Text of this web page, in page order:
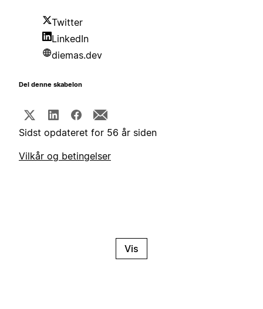
Twitter
LinkedIn
diemas.dev
Del denne skabelon
Sidst opdateret for 56 år siden
Vilkår og betingelser
Vis